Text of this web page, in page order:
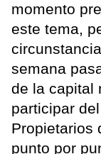
momento
este tema,
semana
de la capital
participar
Propietarios
punto por